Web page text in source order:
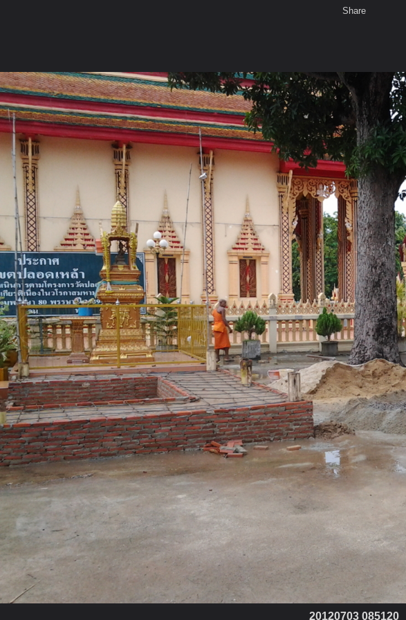
หน้าแรก รูปภาพ General toon kps สมเด็จเจ้าพะโคะ
20120703 085120
หน้าแรก เว็บบอร์ด มีอะไรใหม่ วิดีโอ รูปภาพ
หมวดหมู่ มีอะไรใหม่ คอลเล็คชั่น สถานที่ กล้อง แท็ก
เสียงธรรม
Share
20120703 085120